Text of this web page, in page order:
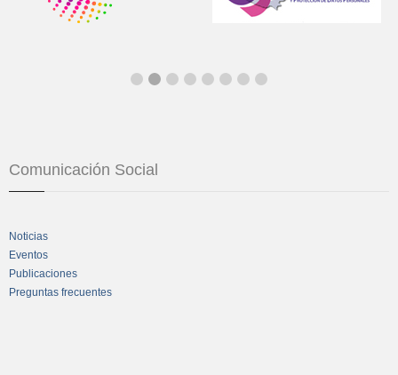
Comunicación Social
Noticias
Eventos
Publicaciones
Preguntas frecuentes